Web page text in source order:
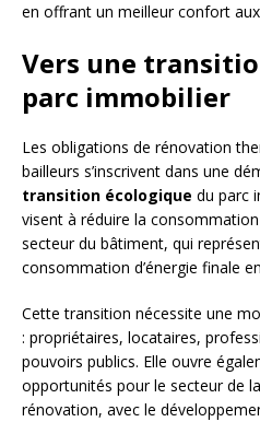
en offrant un meilleur confort
Vers une
parc immobilier
Les obligations de rénovation
bailleurs s’inscrivent dans une
transition écologique du parc
visent à réduire la
secteur du bâtiment, qui
consommation d’énergie finale
Cette transition nécessite une
: propriétaires, locataires,
pouvoirs publics. Elle ouvre
opportunités pour le secteur de
rénovation, avec le